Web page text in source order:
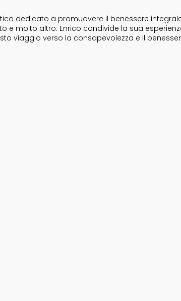
dedicato a promuovere il benessere
e molto altro. Enrico condivide la sua
viaggio verso la consapevolezza e il